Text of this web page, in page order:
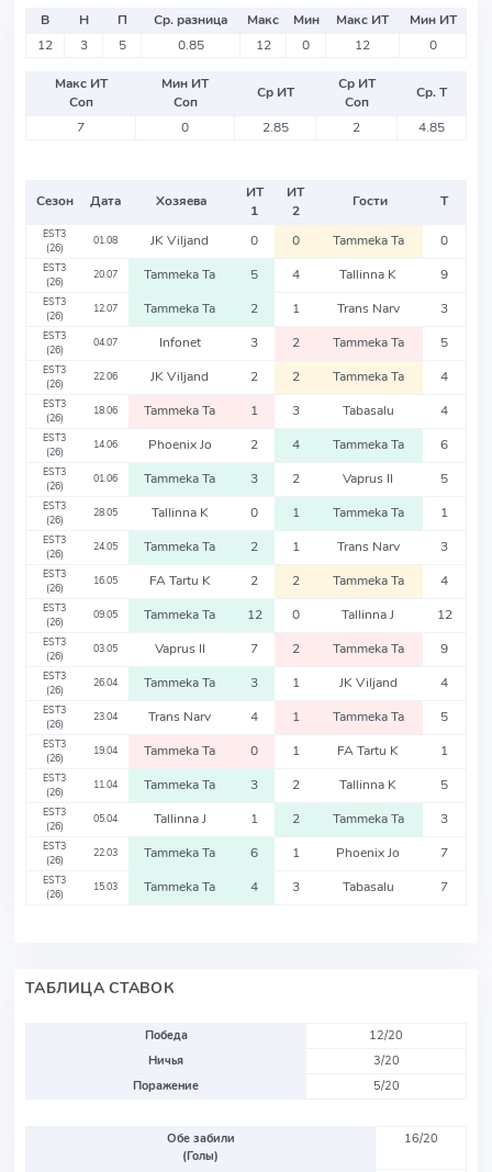
В Н П Ср. разница Макс Мин Макс ИТ
Мин ИТ
12
3 5 0.85 12 0 12 0
Макс ИТ
Соп
Мин ИТ
Соп
Ср ИТ
Ср ИТ
Соп
Ср. Т
7
0 2.85 2 4.85
Сезон Дата Хозяева
ИТ
1
ИТ
2
Гости Т
EST3
(26)
01.08 JK Viljand 0 0 Tammeka Ta 0
EST3
(26)
20.07 Tammeka Ta 5 4 Tallinna K 9
EST3
(26)
12.07 Tammeka Ta 2 1 Trans Narv 3
EST3
(26)
04.07 Infonet 3 2 Tammeka Ta 5
EST3
(26)
22.06 JK Viljand 2 2 Tammeka Ta 4
EST3
(26)
18.06 Tammeka Ta 1 3 Tabasalu 4
EST3
(26)
14.06 Phoenix Jo 2 4 Tammeka Ta 6
EST3
(26)
01.06 Tammeka Ta 3 2 Vaprus II 5
EST3
(26)
28.05 Tallinna K 0 1 Tammeka Ta 1
EST3
(26)
24.05 Tammeka Ta 2 1 Trans Narv 3
EST3
(26)
16.05 FA Tartu K 2 2 Tammeka Ta 4
EST3
(26)
09.05 Tammeka Ta 12 0 Tallinna J 12
EST3
(26)
03.05 Vaprus II 7 2 Tammeka Ta 9
EST3
(26)
26.04 Tammeka Ta 3 1 JK Viljand 4
EST3
(26)
23.04 Trans Narv 4 1 Tammeka Ta 5
EST3
(26)
19.04 Tammeka Ta 0 1 FA Tartu K 1
EST3
(26)
11.04 Tammeka Ta 3 2 Tallinna K 5
EST3
(26)
05.04 Tallinna J 1 2 Tammeka Ta 3
EST3
(26)
22.03 Tammeka Ta 6 1 Phoenix Jo 7
EST3
(26)
15.03 Tammeka Ta 4 3 Tabasalu 7
ТАБЛИЦА СТАВОК
Победа
12/20
Ничья
3/20
Поражение
5/20
Обе забили
(Голы)
16/20